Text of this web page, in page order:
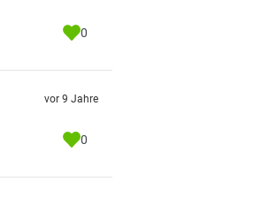
0
vor 9 Jahre
0